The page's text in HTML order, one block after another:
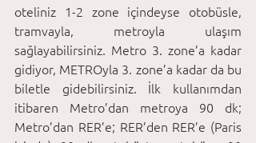
oteliniz 1-2 zone içindeyse otobüsle,
tramvayla, metroyla ulaşım
sağlayabilirsiniz. Metro 3. zone’a kadar
gidiyor, METROyla 3. zone’a kadar da bu
biletle gidebilirsiniz. İlk kullanımdan
itibaren Metro’dan metroya 90 dk;
Metro’dan RER’e; RER’den RER’e (Paris